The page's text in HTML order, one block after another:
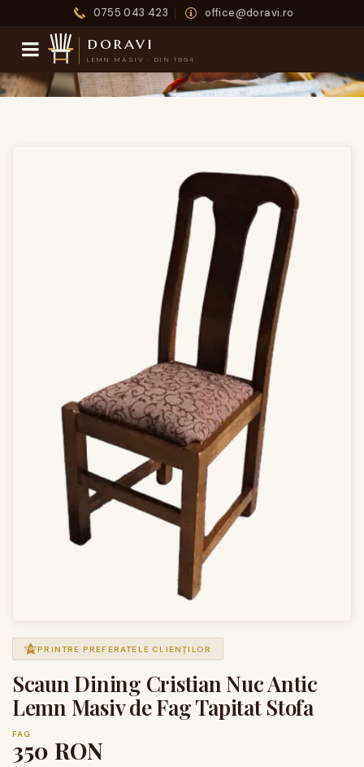
0755 043 423 office@doravi.ro
doravi
LEMN MASIV · DIN 1994
PRINTRE PREFERATELE CLIENȚILOR
Scaun Dining Cristian Nuc Antic
Lemn Masiv de Fag Tapitat Stofa
FAG
350 RON